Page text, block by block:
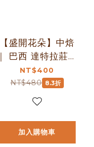
【盛開花朵】中焙
｜ 巴西 達特拉莊園
日曬處理法 咖啡豆
半磅(227g) 永續咖
啡 雨林認證咖啡｜
NT$400
NT$480 8.3折
加入購物車